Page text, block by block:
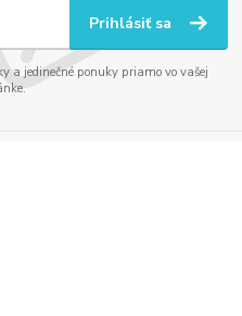
Prihlásiť sa
a jedinečné ponuky priamo vo vašej